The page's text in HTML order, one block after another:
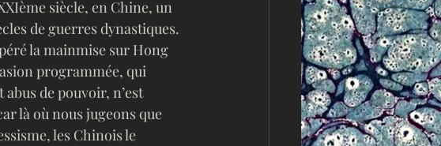
siècle, en Chine, un
de guerres dynastiques.
la mainmise sur Hong
programmée, qui
de pouvoir, n’est
là où nous jugeons que
les Chinois le